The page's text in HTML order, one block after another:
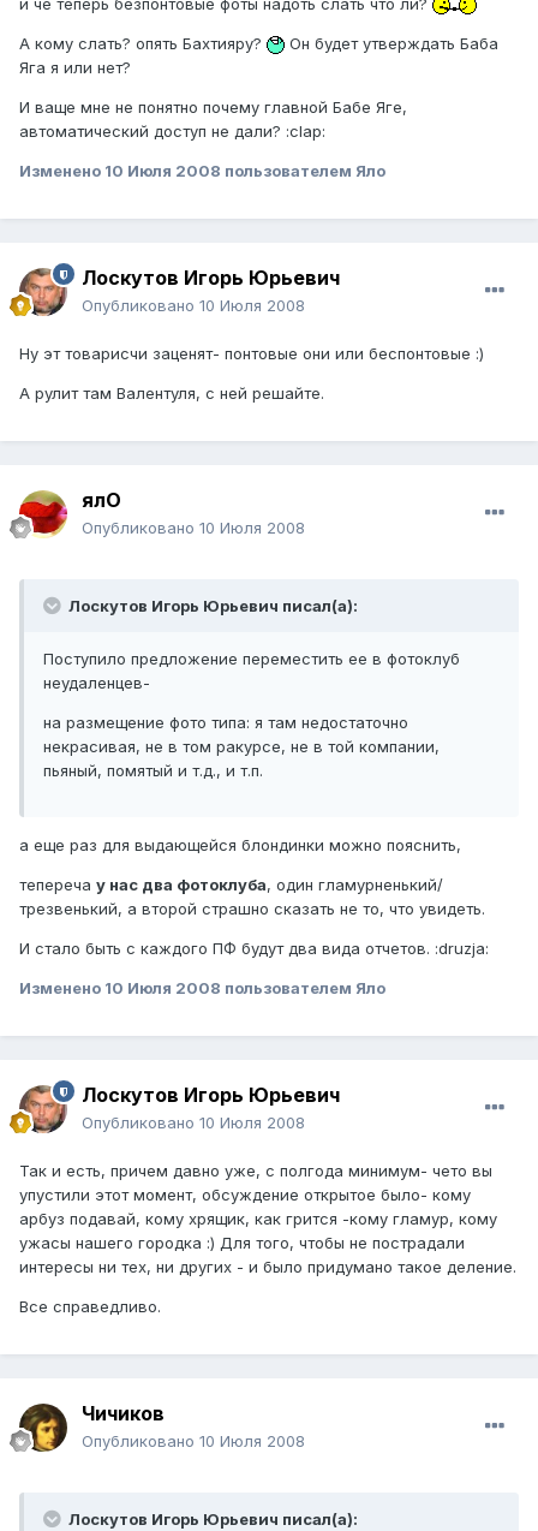
и чё теперь безпонтовые фоты надоть слать что ли?
А кому слать? опять Бахтияру?
Он будет утверждать Баба
Яга я или нет?
И ваще мне не понятно почему главной Бабе Яге,
автоматический доступ не дали? :clap:
Изменено 10 Июля 2008 пользователем Яло
Лоскутов Игорь Юрьевич
Опубликовано 10 Июля 2008
Ну эт товарисчи заценят- понтовые они или беспонтовые :)
А рулит там Валентуля, с ней решайте.
ялО
Опубликовано 10 Июля 2008
Лоскутов Игорь Юрьевич писал(а):
Поступило предложение переместить ее в фотоклуб
неудаленцев-
на размещение фото типа: я там недостаточно
некрасивая, не в том ракурсе, не в той компании,
пьяный, помятый и т.д., и т.п.
а еще раз для выдающейся блондинки можно пояснить,
тепереча у нас два фотоклуба, один гламурненький/
трезвенький, а второй страшно сказать не то, что увидеть.
И стало быть с каждого ПФ будут два вида отчетов. :druzja:
Изменено 10 Июля 2008 пользователем Яло
Лоскутов Игорь Юрьевич
Опубликовано 10 Июля 2008
Так и есть, причем давно уже, с полгода минимум- чето вы
упустили этот момент, обсуждение открытое было- кому
арбуз подавай, кому хрящик, как грится -кому гламур, кому
ужасы нашего городка :) Для того, чтобы не пострадали
интересы ни тех, ни других - и было придумано такое деление.
Все справедливо.
Чичиков
Опубликовано 10 Июля 2008
Лоскутов Игорь Юрьевич писал(а):